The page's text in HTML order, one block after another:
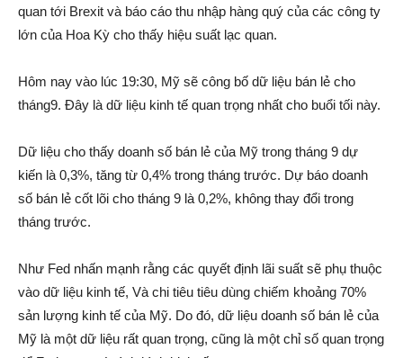
quan tới Brexit và báo cáo thu nhập hàng quý của các công ty
lớn của Hoa Kỳ cho thấy hiệu suất lạc quan.
Hôm nay vào lúc 19:30, Mỹ sẽ công bố dữ liệu bán lẻ cho
tháng9. Đây là dữ liệu kinh tế quan trọng nhất cho buổi tối này.
Dữ liệu cho thấy doanh số bán lẻ của Mỹ trong tháng 9 dự
kiến là 0,3%, tăng từ 0,4% trong tháng trước. Dự báo doanh
số bán lẻ cốt lõi cho tháng 9 là 0,2%, không thay đổi trong
tháng trước.
Như Fed nhấn mạnh rằng các quyết định lãi suất sẽ phụ thuộc
vào dữ liệu kinh tế, Và chi tiêu tiêu dùng chiếm khoảng 70%
sản lượng kinh tế của Mỹ. Do đó, dữ liệu doanh số bán lẻ của
Mỹ là một dữ liệu rất quan trọng, cũng là một chỉ số quan trọng